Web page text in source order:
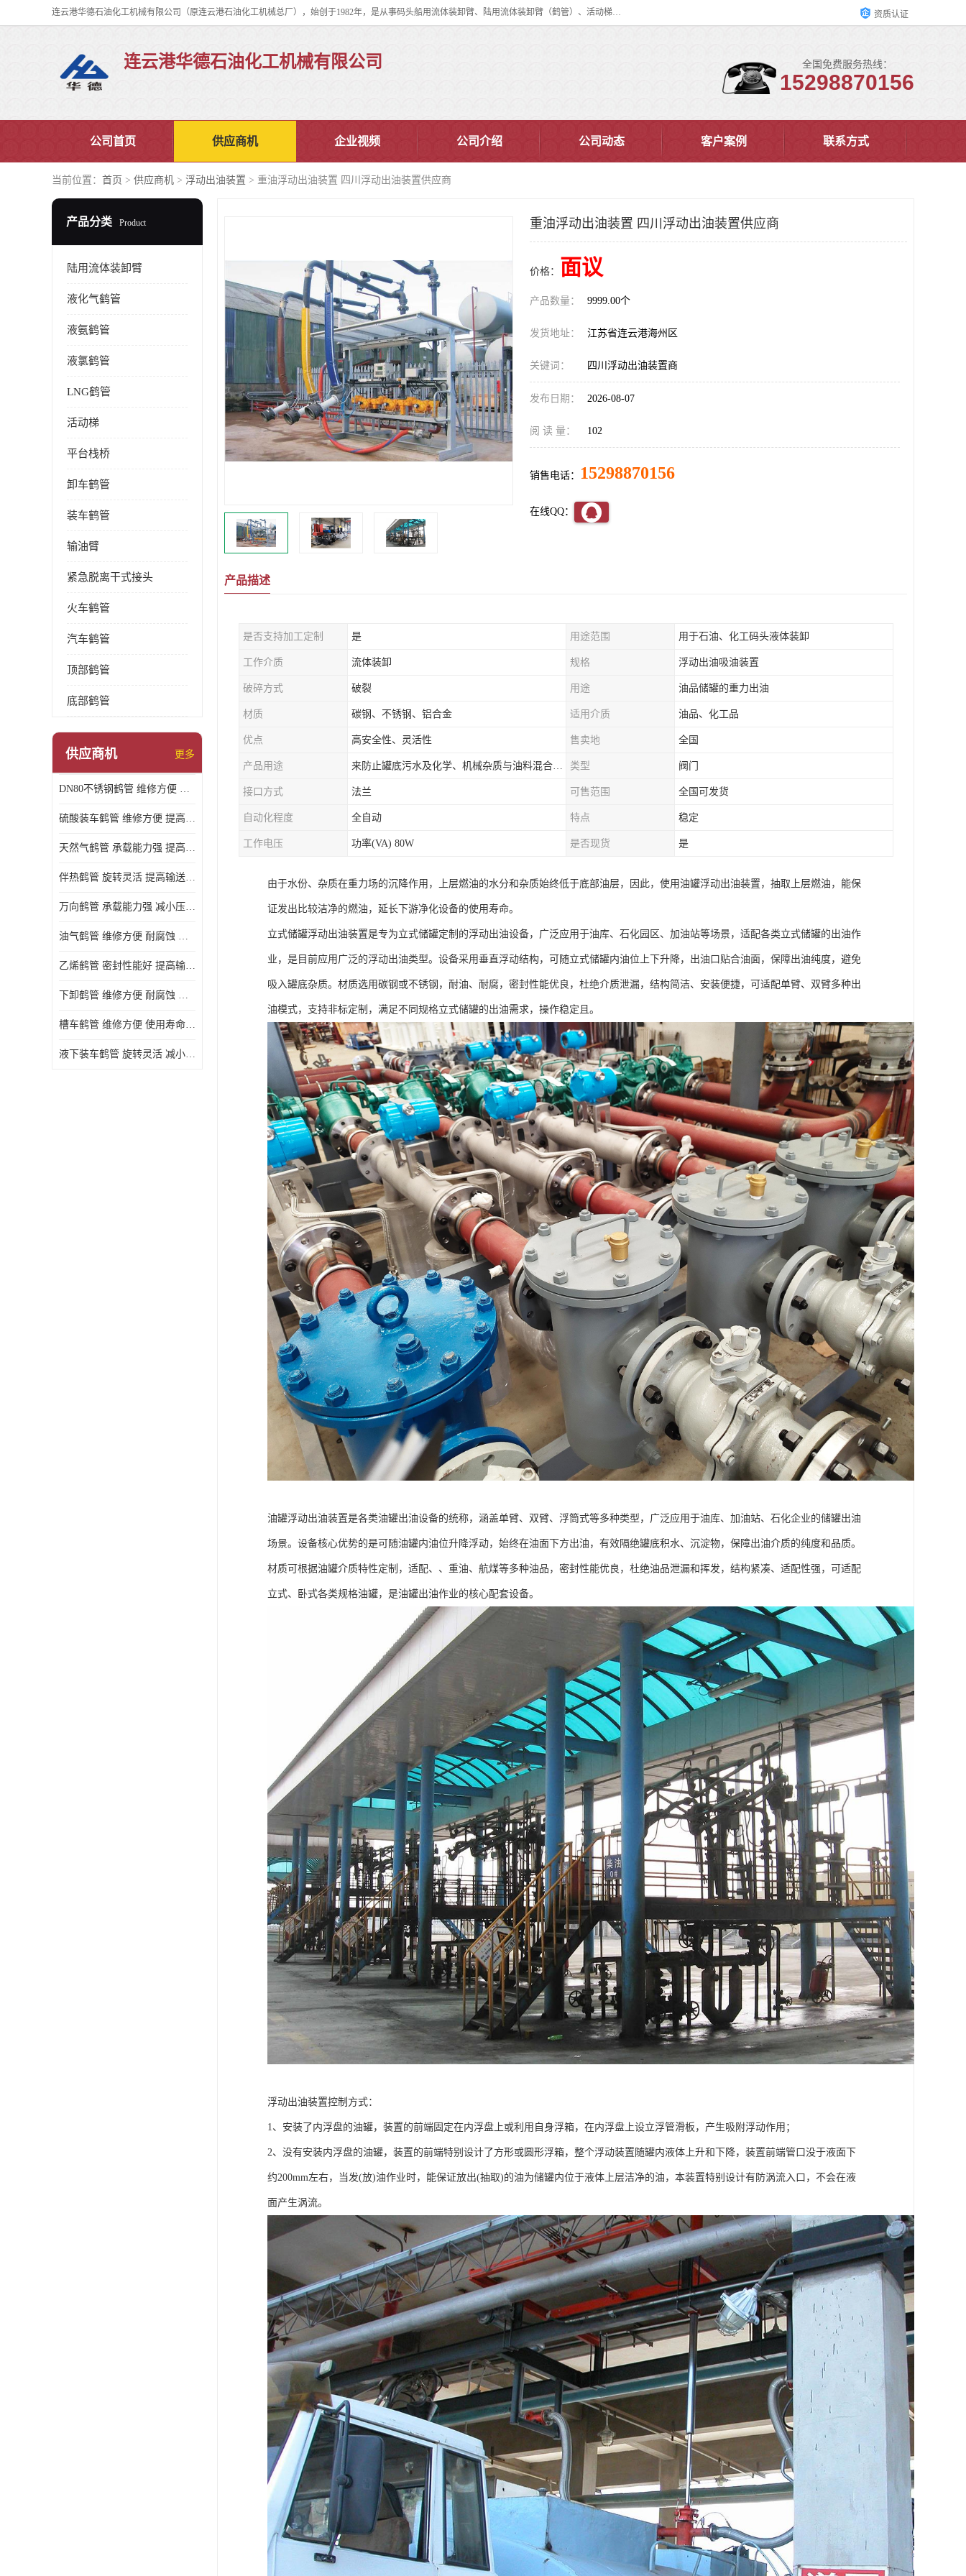
连云港华德石油化工机械有限公司（原连云港石油化工机械总厂），始创于1982年，是从事码头船用流体装卸臂、陆用流体装卸臂（鹤管）、活动梯、钢构平台、定量装车系统等全系列流体装卸设备的设计、制造、销售以及服务的专业供应商。 资质认证
连云港华德石油化工机械有限公司 全国免费服务热线：
15298870156
公司首页 供应商机 企业视频 公司介绍 公司动态 客户案例 联系方式
当前位置： 首页 > 供应商机 > 浮动出油装置 > 重油浮动出油装置 四川浮动出油装置供应商
产品分类 Product
陆用流体装卸臂
液化气鹤管
液氨鹤管
液氯鹤管
LNG鹤管
活动梯
平台栈桥
卸车鹤管
装车鹤管
输油臂
紧急脱离干式接头
火车鹤管
汽车鹤管
顶部鹤管
底部鹤管
供应商机 更多
DN80不锈钢鹤管 维修方便 提高输送效率
硫酸装车鹤管 维修方便 提高输送效率
天然气鹤管 承载能力强 提高输送效率
伴热鹤管 旋转灵活 提高输送效率
万向鹤管 承载能力强 减小压力损失
油气鹤管 维修方便 耐腐蚀 耐高温
乙烯鹤管 密封性能好 提高输送效率
下卸鹤管 维修方便 耐腐蚀 耐高温
槽车鹤管 维修方便 使用寿命较长
液下装车鹤管 旋转灵活 减小压力损失
重油浮动出油装置 四川浮动出油装置供应商
价格： 面议
产品数量： 9999.00个
发货地址： 江苏省连云港海州区
关键词： 四川浮动出油装置商
发布日期： 2026-08-07
阅 读 量： 102
销售电话： 15298870156
在线QQ：
产品描述
是否支持加工定制 是 用途范围 用于石油、化工码头液体装卸
工作介质 流体装卸 规格 浮动出油吸油装置
破碎方式 破裂 用途 油品储罐的重力出油
材质 碳钢、不锈钢、铝合金 适用介质 油品、化工品
优点 高安全性、灵活性 售卖地 全国
产品用途 来防止罐底污水及化学、机械杂质与油料混合出罐，进而保证油罐向外供油的纯净度。 类型 阀门
接口方式 法兰 可售范围 全国可发货
自动化程度 全自动 特点 稳定
工作电压 功率(VA) 80W 是否现货 是
由于水份、杂质在重力场的沉降作用，上层燃油的水分和杂质始终低于底部油层，因此，使用油罐浮动出油装置，抽取上层燃油，能保
证发出比较洁净的燃油，延长下游净化设备的使用寿命。
立式储罐浮动出油装置是专为立式储罐定制的浮动出油设备，广泛应用于油库、石化园区、加油站等场景，适配各类立式储罐的出油作
业，是目前应用广泛的浮动出油类型。设备采用垂直浮动结构，可随立式储罐内油位上下升降，出油口贴合油面，保障出油纯度，避免
吸入罐底杂质。材质选用碳钢或不锈钢，耐油、耐腐，密封性能优良，杜绝介质泄漏，结构简洁、安装便捷，可适配单臂、双臂多种出
油模式，支持非标定制，满足不同规格立式储罐的出油需求，操作稳定且。
油罐浮动出油装置是各类油罐出油设备的统称，涵盖单臂、双臂、浮筒式等多种类型，广泛应用于油库、加油站、石化企业的储罐出油
场景。设备核心优势的是可随油罐内油位升降浮动，始终在油面下方出油，有效隔绝罐底积水、沉淀物，保障出油介质的纯度和品质。
材质可根据油罐介质特性定制，适配、、重油、航煤等多种油品，密封性能优良，杜绝油品泄漏和挥发，结构紧凑、适配性强，可适配
立式、卧式各类规格油罐，是油罐出油作业的核心配套设备。
浮动出油装置控制方式：
1、安装了内浮盘的油罐，装置的前端固定在内浮盘上或利用自身浮箱，在内浮盘上设立浮管滑板，产生吸附浮动作用；
2、没有安装内浮盘的油罐，装置的前端特别设计了方形或圆形浮箱，整个浮动装置随罐内液体上升和下降，装置前端管口没于液面下
约200mm左右，当发(放)油作业时，能保证放出(抽取)的油为储罐内位于液体上层洁净的油，本装置特别设计有防涡流入口，不会在液
面产生涡流。